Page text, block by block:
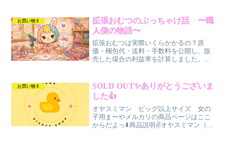
お買い物🍼
拡張おむつのぶっちゃけ話 〜職
人側の物語〜
拡張おむつは実際いくらかかるの？原
価・梱包代・送料・手数料を公開し、販
売した場合の利益率を計算しました。グ
お買い物🍼
SOLD OUT✨ありがとうございま
した👍
オヤスミマン ビッグ以上サイズ 女の
子用まーやメルカリの商品ページはここ
からだよっ⬇️商品説明✌️オヤスミマン（ビ